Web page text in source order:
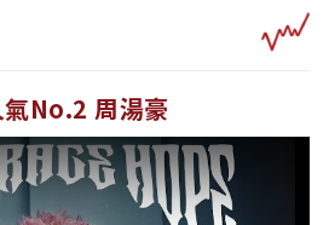
No.2 周湯豪